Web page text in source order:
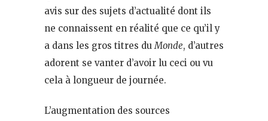
avis sur des sujets d’actualité dont ils
ne connaissent en réalité que ce qu’il y
a dans les gros titres du Monde, d’autres
adorent se vanter d’avoir lu ceci ou vu
cela à longueur de journée.
L’augmentation des sources